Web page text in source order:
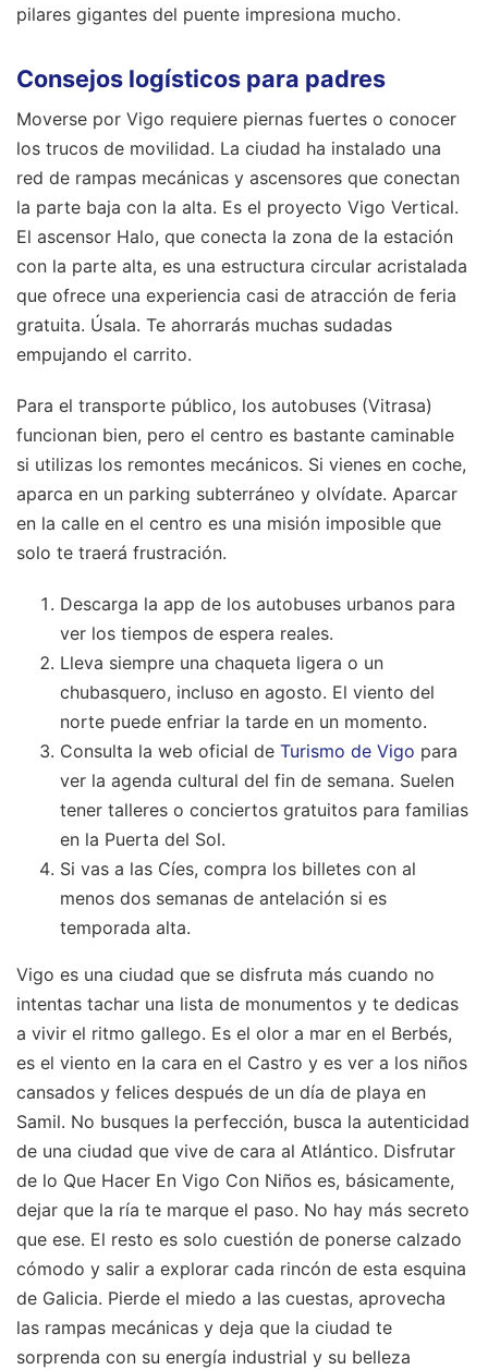
pilares gigantes del puente impresiona mucho.
Consejos logísticos para padres
Moverse por Vigo requiere piernas fuertes o conocer
los trucos de movilidad. La ciudad ha instalado una
red de rampas mecánicas y ascensores que conectan
la parte baja con la alta. Es el proyecto Vigo Vertical.
El ascensor Halo, que conecta la zona de la estación
con la parte alta, es una estructura circular acristalada
que ofrece una experiencia casi de atracción de feria
gratuita. Úsala. Te ahorrarás muchas sudadas
empujando el carrito.
Para el transporte público, los autobuses (Vitrasa)
funcionan bien, pero el centro es bastante caminable
si utilizas los remontes mecánicos. Si vienes en coche,
aparca en un parking subterráneo y olvídate. Aparcar
en la calle en el centro es una misión imposible que
solo te traerá frustración.
Descarga la app de los autobuses urbanos para
ver los tiempos de espera reales.
Lleva siempre una chaqueta ligera o un
chubasquero, incluso en agosto. El viento del
norte puede enfriar la tarde en un momento.
Consulta la web oficial de Turismo de Vigo para
ver la agenda cultural del fin de semana. Suelen
tener talleres o conciertos gratuitos para familias
en la Puerta del Sol.
Si vas a las Cíes, compra los billetes con al
menos dos semanas de antelación si es
temporada alta.
Vigo es una ciudad que se disfruta más cuando no
intentas tachar una lista de monumentos y te dedicas
a vivir el ritmo gallego. Es el olor a mar en el Berbés,
es el viento en la cara en el Castro y es ver a los niños
cansados y felices después de un día de playa en
Samil. No busques la perfección, busca la autenticidad
de una ciudad que vive de cara al Atlántico. Disfrutar
de lo Que Hacer En Vigo Con Niños es, básicamente,
dejar que la ría te marque el paso. No hay más secreto
que ese. El resto es solo cuestión de ponerse calzado
cómodo y salir a explorar cada rincón de esta esquina
de Galicia. Pierde el miedo a las cuestas, aprovecha
las rampas mecánicas y deja que la ciudad te
sorprenda con su energía industrial y su belleza